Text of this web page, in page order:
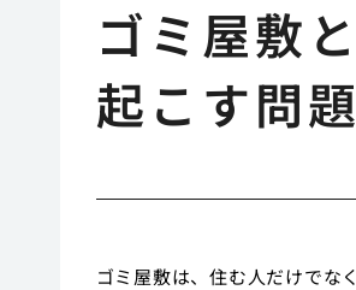
ゴミ屋敷
起こす問
ゴミ屋敷は、住む人だけでな